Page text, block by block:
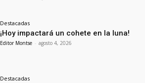
Destacadas
¡Hoy impactará un cohete en la luna!
Editor Montse - agosto 4, 2026
Destacadas